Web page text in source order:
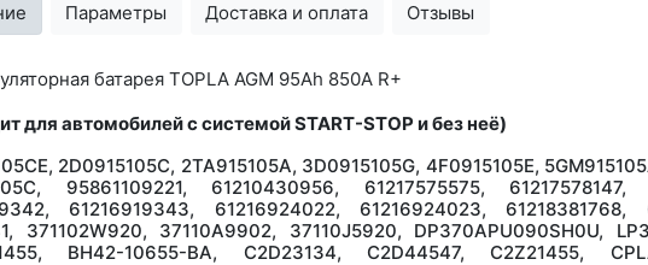
Параметры Доставка и оплата Отзывы
батарея TOPLA AGM 95Ah 850A R+
для автомобилей с системой START-STOP и без неё)
2D0915105C, 2TA915105A, 3D0915105G, 4F0915105E,
95861109221, 61210430956, 61217575575, 61217578147,
61216919343, 61216924022, 61216924023, 61218381768,
371102W920, 37110A9902, 37110J5920, DP370APU090SH0U,
BH42-10655-BA, C2D23134, C2D44547, C2Z21455,